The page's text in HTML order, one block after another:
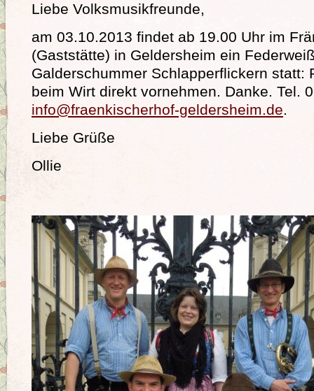
Liebe Volksmusikfreunde,
am 03.10.2013 findet ab 19.00 Uhr im
(Gaststätte) in Geldersheim ein
Galderschummer Schlapperflickern statt:
beim Wirt direkt vornehmen. Danke. Tel.
info@fraenkischerhof-geldersheim.de.
Liebe Grüße
Ollie